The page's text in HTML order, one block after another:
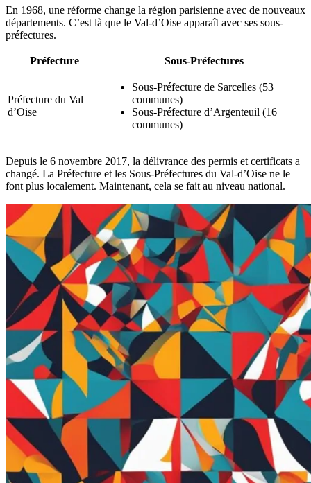
En 1968, une réforme change la région parisienne avec de nouveaux
départements. C’est là que le Val-d’Oise apparaît avec ses sous-
préfectures.
Préfecture Sous-Préfectures
Préfecture du Val
d’Oise
Sous-Préfecture de Sarcelles (53
communes)
Sous-Préfecture d’Argenteuil (16
communes)
Depuis le 6 novembre 2017, la délivrance des permis et certificats a
changé. La Préfecture et les Sous-Préfectures du Val-d’Oise ne le
font plus localement. Maintenant, cela se fait au niveau national.